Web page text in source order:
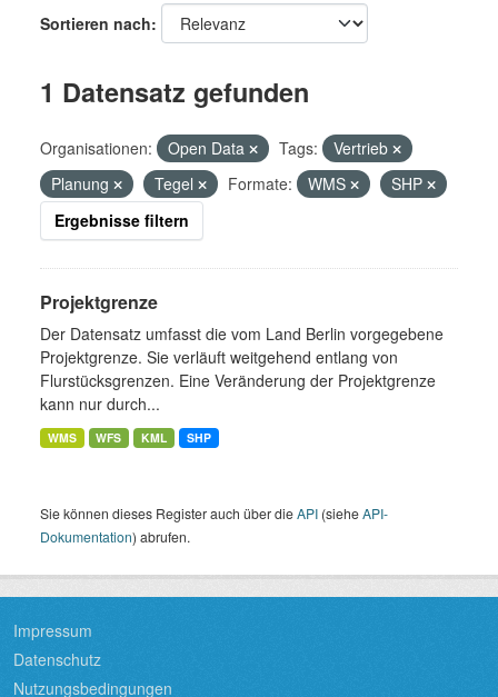
Sortieren nach
1 Datensatz gefunden
Organisationen: Open Data Tags:
Vertrieb
Planung
Tegel Formate: WMS
SHP
Ergebnisse filtern
Projektgrenze
Der Datensatz umfasst die vom Land Berlin vorgegebene
Projektgrenze. Sie verläuft weitgehend entlang von
Flurstücksgrenzen. Eine Veränderung der Projektgrenze
kann nur durch...
WMS WFS KML SHP
Sie können dieses Register auch über dieAPI (sieheAPI-
Dokumentation) abrufen.
Impressum
Datenschutz
Nutzungsbedingungen